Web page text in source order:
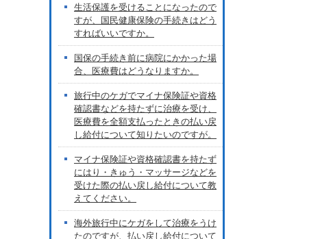
生活保護を受けることになったので
すが、国民健康保険の手続きはどう
すればいいですか。
国保の手続き前に病院にかかった場
合、医療費はどうなりますか。
旅行中のケガでマイナ保険証や資格
確認書などを持たずに治療を受け、
医療費を全額支払ったときの払い戻
し給付について知りたいのですが。
マイナ保険証や資格確認書を持たず
にはり・きゅう・マッサージなどを
受けた際の払い戻し給付について教
えてください。
海外旅行中にケガをして治療をうけ
たのですが、払い戻し給付について